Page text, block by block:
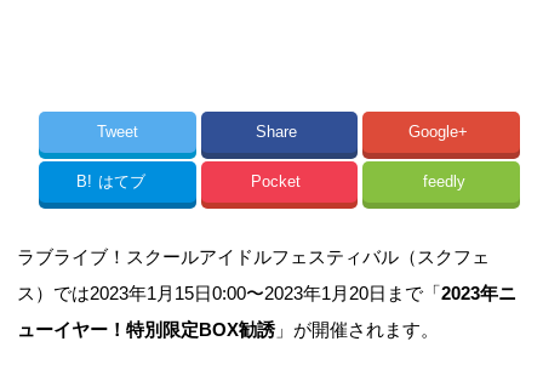
Tweet Share Google+
B! はてブ Pocket feedly
ラブライブ！スクールアイドルフェスティバル（スクフェ
ス）では2023年1月15日0:00〜2023年1月20日まで「2023年ニ
ューイヤー！特別限定BOX勧誘」が開催されます。